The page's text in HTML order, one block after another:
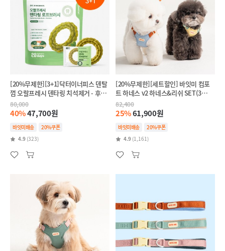
[20%무제한][3+1]닥터이너피스 덴탈
껌 오랄프레시 덴타링 치석제거 - 후코
이단(인텐시브,항산화)
80,000
40%47,700원
바잇미배송
20%쿠폰
4.9 (323)
[20%무제한][세트할인] 바잇미 컴포
트 하네스 v2 하네스&리쉬 SET(3
colors)
82,400
25%61,900원
바잇미배송
20%쿠폰
4.9 (1,161)